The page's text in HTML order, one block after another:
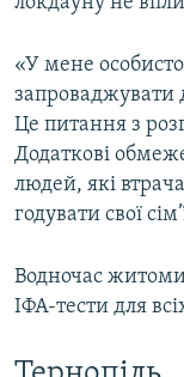
«У мене
запроваджувати
Це питання з
Додаткові
людей, які
годувати свої
Водночас
ІФА-тести для